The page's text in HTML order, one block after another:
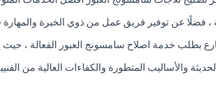
، فضلًا عن توفير فريق عمل من ذوي الخبرة
بطلب خدمة اصلاح سامسونج العبور الفعالة ، حيث
والأساليب المتطورة والكفاءات العالية من